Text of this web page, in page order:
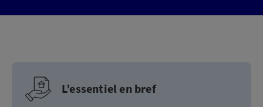
L’essentiel en bref